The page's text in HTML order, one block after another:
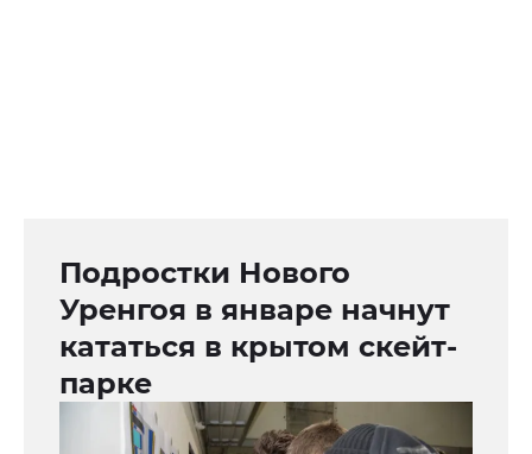
Подростки Нового
Уренгоя в январе начнут
кататься в крытом скейт-
парке